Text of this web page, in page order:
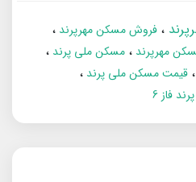
فروش مسکن مهرپرند
مهرپرند
مسکن ملی پرند
قیمت مسکن ملی پرند
فاز 6